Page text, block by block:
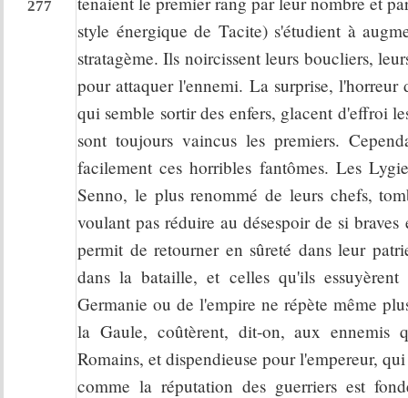
277
style énergique de Tacite) s'étudient à
stratagème. Ils noircissent leurs boucliers,
pour attaquer l'ennemi. La surprise, l'horreur
qui semble sortir des enfers, glacent d'effroi
sont toujours vaincus les premiers.
facilement ces horribles fantômes. Les
Senno, le plus renommé de leurs chefs,
voulant pas réduire au désespoir de si
permit de retourner en sûreté dans leur
dans la bataille, et celles qu'ils
Germanie ou de l'empire ne répète même
la Gaule, coûtèrent, dit-on, aux ennemis
Romains, et dispendieuse pour l'empereur,
comme la réputation des guerriers est